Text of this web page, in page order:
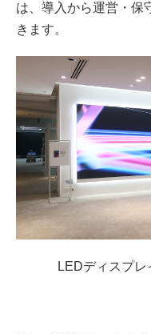
は、導入から運営・保
きます。
LEDディスプ